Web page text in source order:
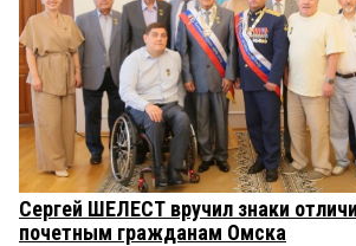
Сергей ШЕЛЕСТ вручил знаки
почетным гражданам Омска